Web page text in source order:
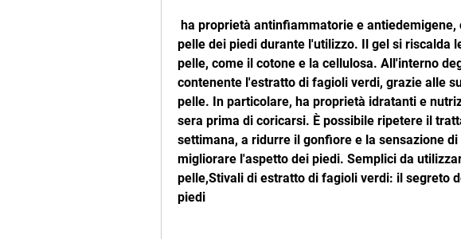
pelle dei piedi durante l'utilizzo. Il gel si riscalda
pelle, come il cotone e la cellulosa. All'interno
contenente l'estratto di fagioli verdi, grazie alle
pelle. In particolare, ha proprietà idratanti e
sera prima di coricarsi. È possibile ripetere il
settimana, a ridurre il gonfiore e la sensazione
migliorare l'aspetto dei piedi. Semplici da
pelle,Stivali di estratto di fagioli verdi: il segreto
piedi